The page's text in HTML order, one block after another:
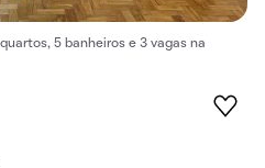
5 banheiros e 3 vagas na